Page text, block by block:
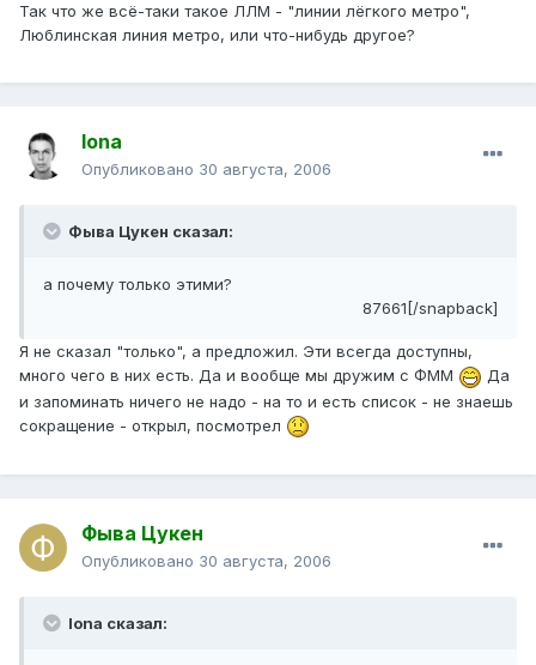
Так что же всё-таки такое ЛЛМ - "линии лёгкого метро",
Люблинская линия метро, или что-нибудь другое?
Iona
Опубликовано 30 августа, 2006
Фыва Цукен сказал:
а почему только этими?
87661[/snapback]
Я не сказал "только", а предложил. Эти всегда доступны,
много чего в них есть. Да и вообще мы дружим с ФММ
Да
и запоминать ничего не надо - на то и есть список - не знаешь
сокращение - открыл, посмотрел
Фыва Цукен
Опубликовано 30 августа, 2006
Iona сказал: